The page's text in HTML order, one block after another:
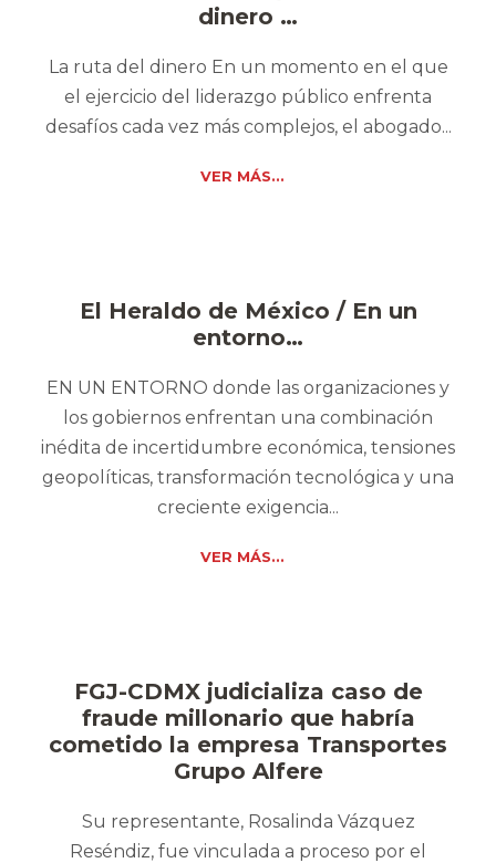
dinero …
La ruta del dinero En un momento en el que
el ejercicio del liderazgo público enfrenta
desafíos cada vez más complejos, el abogado...
VER MÁS...
El Heraldo de México / En un
entorno…
EN UN ENTORNO donde las organizaciones y
los gobiernos enfrentan una combinación
inédita de incertidumbre económica, tensiones
geopolíticas, transformación tecnológica y una
creciente exigencia...
VER MÁS...
FGJ-CDMX judicializa caso de
fraude millonario que habría
cometido la empresa Transportes
Grupo Alfere
Su representante, Rosalinda Vázquez
Reséndiz, fue vinculada a proceso por el